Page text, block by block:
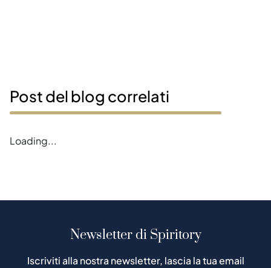
Post del blog correlati
Loading...
Newsletter di Spiritory
Iscriviti alla nostra newsletter, lascia la tua email